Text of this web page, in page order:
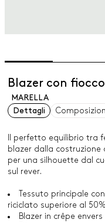
Blazer con fiocco
MARELLA
Dettagli
Il perfetto equilibrio tra
blazer dalla costruzione
per una silhouette dal
sul rever.
Tessuto principale
riciclato superiore al 50%
Blazer in crêpe